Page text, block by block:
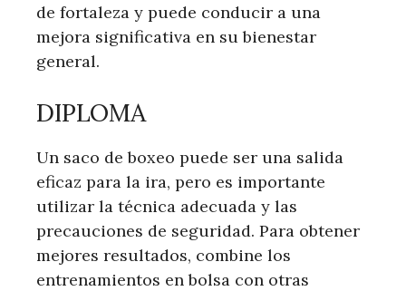
de fortaleza y puede conducir a una
mejora significativa en su bienestar
general.
DIPLOMA
Un saco de boxeo puede ser una salida
eficaz para la ira, pero es importante
utilizar la técnica adecuada y las
precauciones de seguridad. Para obtener
mejores resultados, combine los
entrenamientos en bolsa con otras